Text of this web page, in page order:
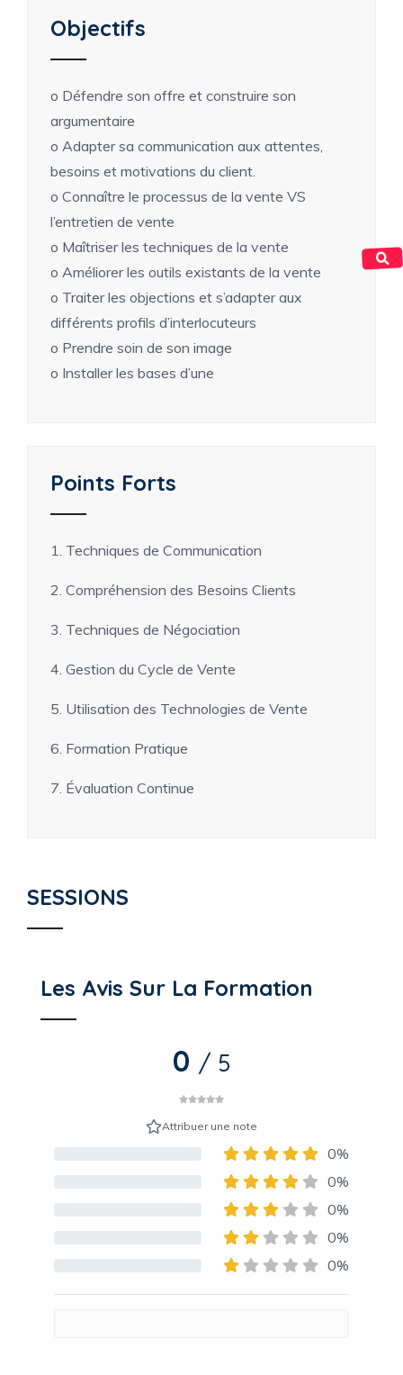
Objectifs
o Défendre son offre et construire son
argumentaire
o Adapter sa communication aux attentes,
besoins et motivations du client.
o Connaître le processus de la vente VS
l’entretien de vente
o Maîtriser les techniques de la vente
o Améliorer les outils existants de la vente
o Traiter les objections et s’adapter aux
différents profils d’interlocuteurs
o Prendre soin de son image
o Installer les bases d’une
Points Forts
1. Techniques de Communication
2. Compréhension des Besoins Clients
3. Techniques de Négociation
4. Gestion du Cycle de Vente
5. Utilisation des Technologies de Vente
6. Formation Pratique
7. Évaluation Continue
SESSIONS
Les Avis Sur La Formation
0 / 5
Attribuer une note
0%
0%
0%
0%
0%